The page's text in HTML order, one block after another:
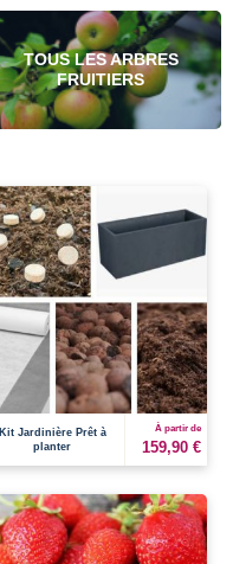
Kit Jardinière Prêt à
planter
À partir de
159,90 €
TOUS LES ARBRES
FRUITIERS